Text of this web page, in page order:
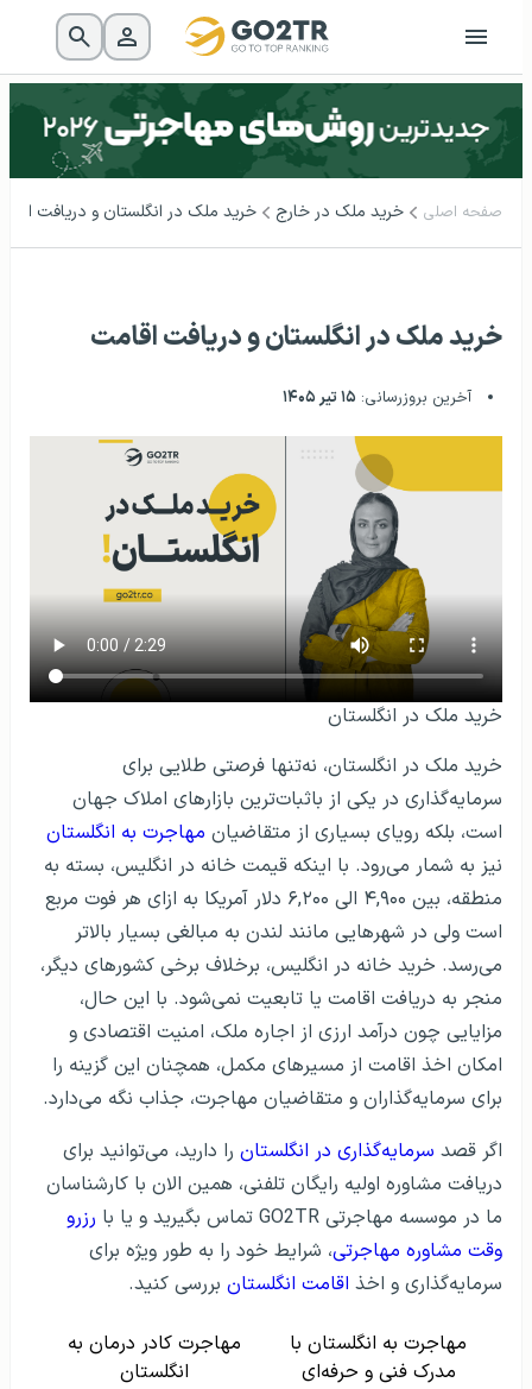
صفحه اصلی خرید ملک در خارج خرید ملک در انگلستان و دریافت
خرید ملک در انگلستان و دریافت اقامت
آخرین بروزرسانی: ۱۵ تیر ۱۴۰۵
خرید ملک در انگلستان
خرید ملک در انگلستان، نه‌تنها فرصتی طلایی برای
سرمایه‌گذاری در یکی از باثبات‌ترین بازارهای املاک جهان
است، بلکه رویای بسیاری از متقاضیان مهاجرت به انگلستان
نیز به شمار می‌رود. با اینکه قیمت خانه در انگلیس، بسته به
منطقه، بین ۴,۹۰۰ الی ۶,۲۰۰ دلار آمریکا به ازای هر فوت مربع
است ولی در شهرهایی مانند لندن به مبالغی بسیار بالاتر
می‌رسد. خرید خانه در انگلیس، برخلاف برخی کشورهای دیگر،
منجر به دریافت اقامت یا تابعیت نمی‌شود. با این حال،
مزایایی چون درآمد ارزی از اجاره ملک، امنیت اقتصادی و
امکان اخذ اقامت از مسیرهای مکمل، همچنان این گزینه را
برای سرمایه‌گذاران و متقاضیان مهاجرت، جذاب نگه می‌دارد.
اگر قصد سرمایه‌گذاری در انگلستان را دارید، می‌توانید برای
دریافت مشاوره اولیه رایگان تلفنی، همین الان با کارشناسان
ما در موسسه مهاجرتی GO2TR تماس بگیرید و یا با
رزرو
وقت مشاوره مهاجرتی، شرایط خود را به طور ویژه برای
سرمایه‌‌گذاری و اخذ اقامت انگلستان بررسی کنید.
مهاجرت به انگلستان با
مدرک فنی و حرفه‌ای
مهاجرت کادر درمان به
انگلستان